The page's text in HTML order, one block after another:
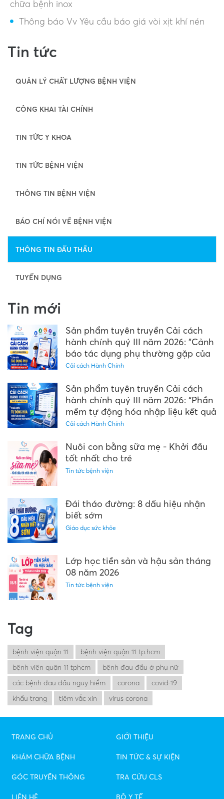
chữa bệnh inox
Thông báo Vv Yêu cầu báo giá vòi xịt khí nén
Tin tức
QUẢN LÝ CHẤT LƯỢNG BỆNH VIỆN
CÔNG KHAI TÀI CHÍNH
TIN TỨC Y KHOA
TIN TỨC BỆNH VIỆN
THÔNG TIN BỆNH VIỆN
BÁO CHÍ NÓI VỀ BỆNH VIỆN
THÔNG TIN ĐẤU THẦU
TUYỂN DỤNG
Tin mới
Sản phẩm tuyên truyền Cải cách
hành chính quý III năm 2026: "Cảnh
báo tác dụng phụ thường gặp của
thuốc trên đơn thuốc ngoại trú"
Cải cách Hành Chính
Sản phẩm tuyên truyền Cải cách
hành chính quý III năm 2026: “Phần
mềm tự động hóa nhập liệu kết quả
cận lâm sàng trên Medinet”
Cải cách Hành Chính
Nuôi con bằng sữa mẹ - Khởi đầu
tốt nhất cho trẻ
Tin tức bệnh viện
Đái tháo đường: 8 dấu hiệu nhận
biết sớm
Giáo dục sức khỏe
Lớp học tiền sản và hậu sản tháng
08 năm 2026
Tin tức bệnh viện
Tag
bệnh viện quận 11
bệnh viện quận 11 tp.hcm
bệnh viện quận 11 tphcm
bệnh đau đầu ở phụ nữ
các bệnh đau đầu nguy hiểm
corona
covid-19
khẩu trang
tiêm vắc xin virus corona
TRANG CHỦ GIỚI THIỆU
KHÁM CHỮA BỆNH TIN TỨC & SỰ KIỆN
GÓC TRUYỀN THÔNG TRA CỨU CLS
LIÊN HỆ BỘ Y TẾ